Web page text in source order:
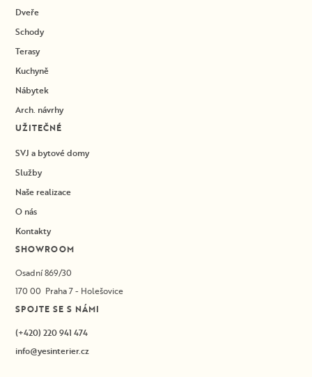
Dveře
Schody
Terasy
Kuchyně
Nábytek
Arch. návrhy
UŽITEČNÉ
SVJ a bytové domy
Služby
Naše realizace
O nás
Kontakty
SHOWROOM
Osadní 869/30
170 00 Praha 7 - Holešovice
SPOJTE SE S NÁMI
(+420) 220 941 474
info@yesinterier.cz